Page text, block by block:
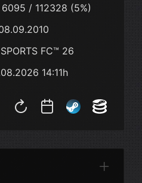
6095 / 112328 (5%)
FC™ 26
14:11h